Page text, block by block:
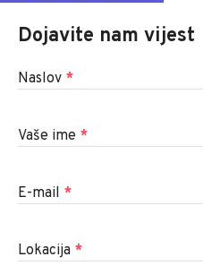
Dojavite nam vijest
Naslov *
Vaše ime *
E-mail *
Lokacija *